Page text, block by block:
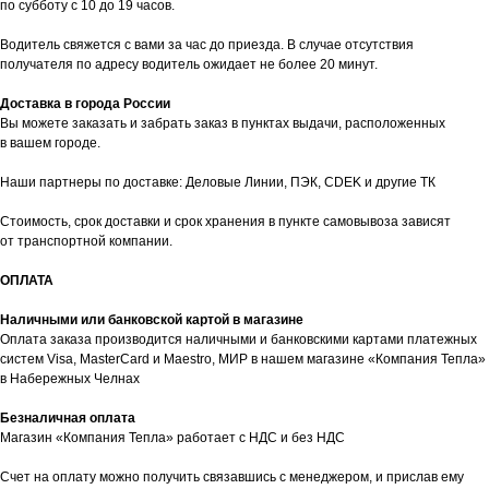
по субботу с 10 до 19 часов.
Водитель свяжется с вами за час до приезда. В случае отсутствия
получателя по адресу водитель ожидает не более 20 минут.
Доставка в города России
Вы можете заказать и забрать заказ в пунктах выдачи, расположенных
в вашем городе.
Наши партнеры по доставке: Деловые Линии, ПЭК, CDEK и другие ТК
Стоимость, срок доставки и срок хранения в пункте самовывоза зависят
от транспортной компании.
ОПЛАТА
Наличными или банковской картой в магазине
Оплата заказа производится наличными и банковскими картами платежных
систем Visa, MasterCard и Maestro, МИР в нашем магазине «Компания Тепла»
в Набережных Челнах
Безналичная оплата
Магазин «Компания Тепла» работает с НДС и без НДС
Счет на оплату можно получить связавшись с менеджером, и прислав ему